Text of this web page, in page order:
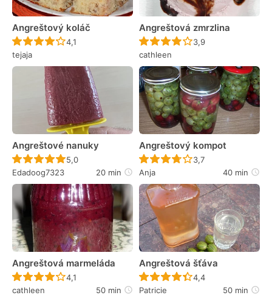
Angreštový koláč
Recept ještě nebyl hodnocen
4,1
tejaja
Angreštová zmrzlina
Recept ještě nebyl
3,9
cathleen
Angreštové nanuky
Recept ještě nebyl hodnocen
5,0
Edadoog7323
20 min
Angreštový kompot
Recept ještě nebyl
3,7
Anja
40 min
Angreštová marmeláda
Recept ještě nebyl hodnocen
4,1
cathleen
50 min
Angreštová šťáva
Recept ještě nebyl
4,4
Patricie
50 min